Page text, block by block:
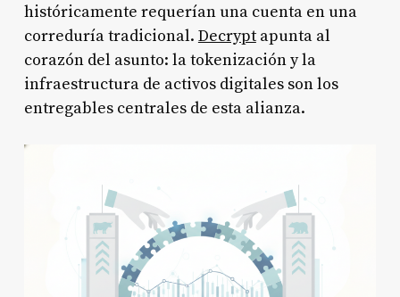
históricamente requerían una cuenta en una
correduría tradicional. Decryptapunta al
corazón del asunto: la tokenización y la
infraestructura de activos digitales son los
entregables centrales de esta alianza.